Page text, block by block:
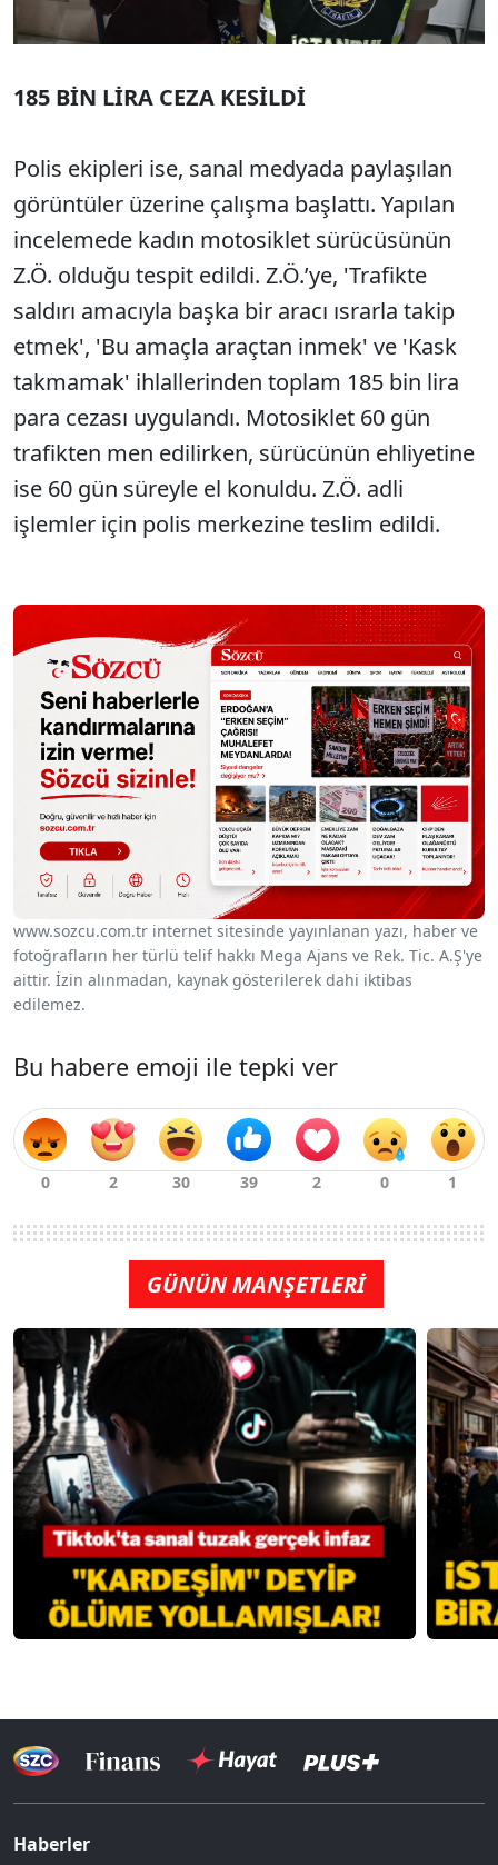
185 BİN LİRA CEZA KESİLDİ
Polis ekipleri ise, sanal medyada paylaşılan
görüntüler üzerine çalışma başlattı. Yapılan
incelemede kadın motosiklet sürücüsünün
Z.Ö. olduğu tespit edildi. Z.Ö.’ye, 'Trafikte
saldırı amacıyla başka bir aracı ısrarla takip
etmek', 'Bu amaçla araçtan inmek' ve 'Kask
takmamak' ihlallerinden toplam 185 bin lira
para cezası uygulandı. Motosiklet 60 gün
trafikten men edilirken, sürücünün ehliyetine
ise 60 gün süreyle el konuldu. Z.Ö. adli
işlemler için polis merkezine teslim edildi.
www.sozcu.com.tr internet sitesinde yayınlanan yazı, haber ve
fotoğrafların her türlü telif hakkı Mega Ajans ve Rek. Tic. A.Ş'ye
aittir. İzin alınmadan, kaynak gösterilerek dahi iktibas
edilemez.
Bu habere emoji ile tepki ver
GÜNÜN MANŞETLERİ
Haberler